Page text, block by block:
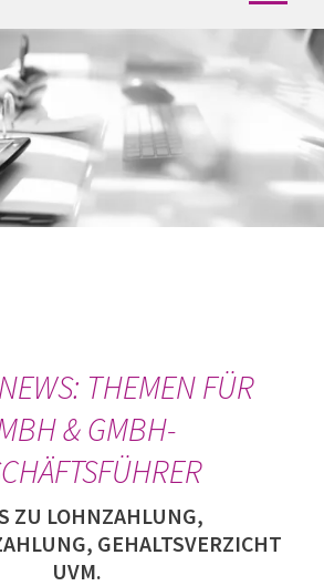
THEMEN FÜR
& GMBH-
ZU LOHNZAHLUNG,
GEHALTSVERZICHT
UVM.